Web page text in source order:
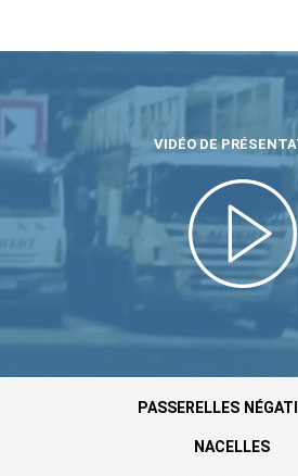
VIDÉO DE
PASSERELLES
NACELLES